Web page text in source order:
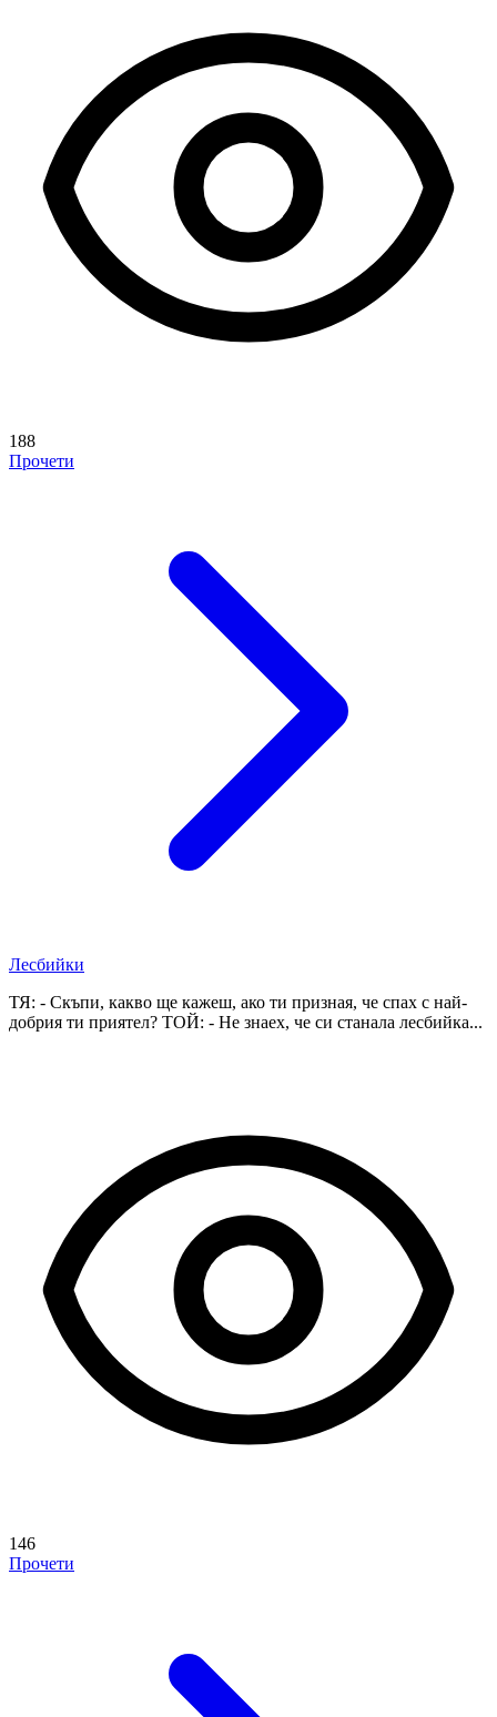
188
Прочети
Лесбийки
ТЯ: - Скъпи, какво ще кажеш, ако ти призная, че спах с най-
добрия ти приятел? ТОЙ: - Не знаех, че си станала лесбийка...
146
Прочети